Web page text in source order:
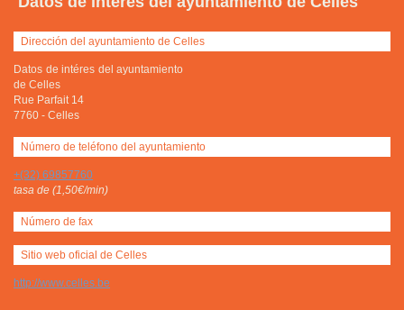
Dirección del ayuntamiento de Celles
Datos de intéres del ayuntamiento
de Celles
Rue Parfait 14
7760 - Celles
Número de teléfono del ayuntamiento
+(32) 69857760
tasa de (1,50€/min)
Número de fax
Sitio web oficial de Celles
http://www.celles.be